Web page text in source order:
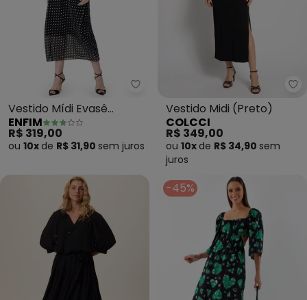
Enfim - Vestido Mídi Evasê
Vestido Mídi Evasê
(Preto)
ENFIM
R$ 319,00
ou 10x de R$ 31,90 sem juros
Vestido Midi (Preto)
COLCCI
R$ 349,00
ou 10x de R$ 34,90 sem
juros
-45%